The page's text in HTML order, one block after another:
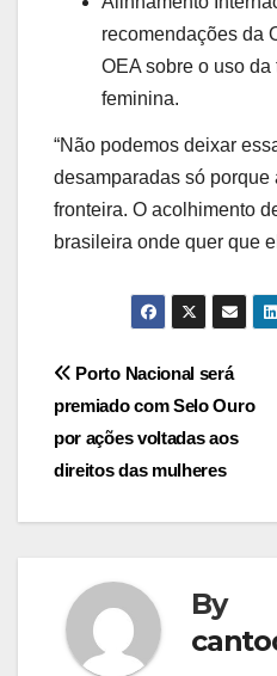
recomendações da
OEA sobre o uso
feminina.
“Não podemos deixar
desamparadas só porque
fronteira. O acolhimento
brasileira onde quer que
Post
navigation
Porto Nacional será
premiado com Selo Ouro
por ações voltadas aos
direitos das mulheres
By